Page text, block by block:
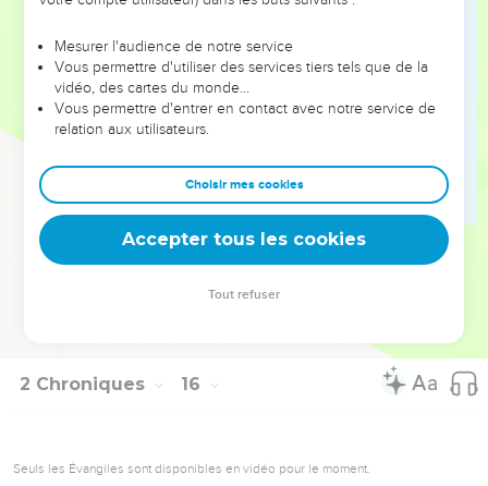
statue de la déesse Achéra. Asa commande de détruire cette
statue, de l’écraser et de la brûler dans la vallée du Cédron.
Pendant toute sa vie, son cœur est tout entier à Dieu.
Pourtant les lieux sacrés ne disparaissent pas.
Asa fait apporter dans le temple de Dieu les offrandes que
divers autres objets.
Pendant les 35 premières années où Asa est roi il n’y a pas
de guerre.
© Société biblique française – Bibli’O, 2000, avec autorisation. Pour vous procurer
2 Chroniques 16
Seuls les Évangiles sont disponibles en vidéo pour le moment.
Mesurer l'audience de notre service
Vous permettre d'utiliser des services tiers tels que de la
vidéo, des cartes du monde…
Vous permettre d'entrer en contact avec notre service de
relation aux utilisateurs.
Choisir mes cookies
Accepter tous les cookies
Tout refuser